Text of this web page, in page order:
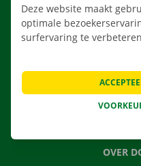
OVER
Deze website maakt
optimale
surfervaring te